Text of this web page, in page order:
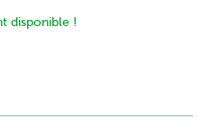
disponible !